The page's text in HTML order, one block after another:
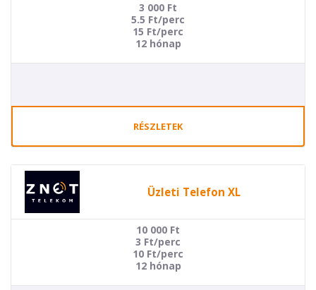
3 000 Ft
5.5 Ft/perc
15 Ft/perc
12 hónap
RÉSZLETEK
Üzleti Telefon XL
10 000 Ft
3 Ft/perc
10 Ft/perc
12 hónap